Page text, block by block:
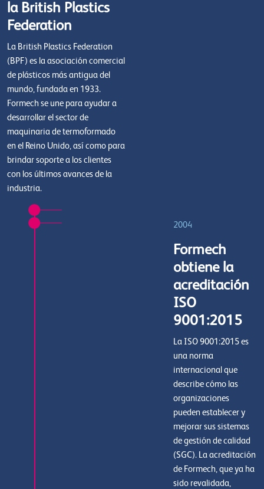
la British Plastics
Federation
La British Plastics Federation
(BPF) es la asociación comercial
de plásticos más antigua del
mundo, fundada en 1933.
Formech se une para ayudar a
desarrollar el sector de
maquinaria de termoformado
en el Reino Unido, así como para
brindar soporte a los clientes
con los últimos avances de la
industria.
2004
Formech
obtiene la
acreditación
ISO
9001:2015
La ISO 9001:2015 es
una norma
internacional que
describe cómo las
organizaciones
pueden establecer y
mejorar sus sistemas
de gestión de calidad
(SGC). La acreditación
de Formech, que ya ha
sido revalidada,